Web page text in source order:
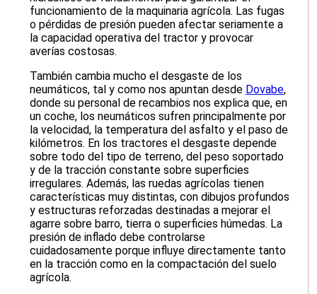
funcionamiento de la maquinaria agrícola. Las fugas
o pérdidas de presión pueden afectar seriamente a
la capacidad operativa del tractor y provocar
averías costosas.
También cambia mucho el desgaste de los
neumáticos, tal y como nos apuntan desde Dovabe,
donde su personal de recambios nos explica que, en
un coche, los neumáticos sufren principalmente por
la velocidad, la temperatura del asfalto y el paso de
kilómetros. En los tractores el desgaste depende
sobre todo del tipo de terreno, del peso soportado
y de la tracción constante sobre superficies
irregulares. Además, las ruedas agrícolas tienen
características muy distintas, con dibujos profundos
y estructuras reforzadas destinadas a mejorar el
agarre sobre barro, tierra o superficies húmedas. La
presión de inflado debe controlarse
cuidadosamente porque influye directamente tanto
en la tracción como en la compactación del suelo
agrícola.